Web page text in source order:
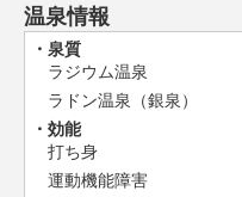
温泉情報
泉質
ラジウム温泉
ラドン温泉（銀泉）
効能
打ち身
運動機能障害